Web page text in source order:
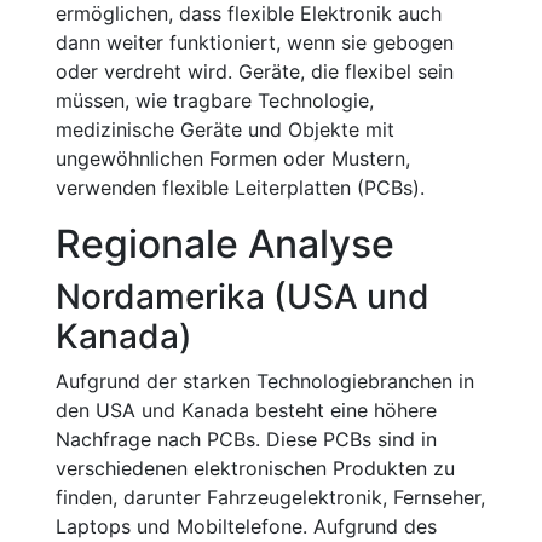
ermöglichen, dass flexible Elektronik auch
dann weiter funktioniert, wenn sie gebogen
oder verdreht wird. Geräte, die flexibel sein
müssen, wie tragbare Technologie,
medizinische Geräte und Objekte mit
ungewöhnlichen Formen oder Mustern,
verwenden flexible Leiterplatten (PCBs).
Regionale Analyse
Nordamerika (USA und
Kanada)
Aufgrund der starken Technologiebranchen in
den USA und Kanada besteht eine höhere
Nachfrage nach PCBs. Diese PCBs sind in
verschiedenen elektronischen Produkten zu
finden, darunter Fahrzeugelektronik, Fernseher,
Laptops und Mobiltelefone. Aufgrund des